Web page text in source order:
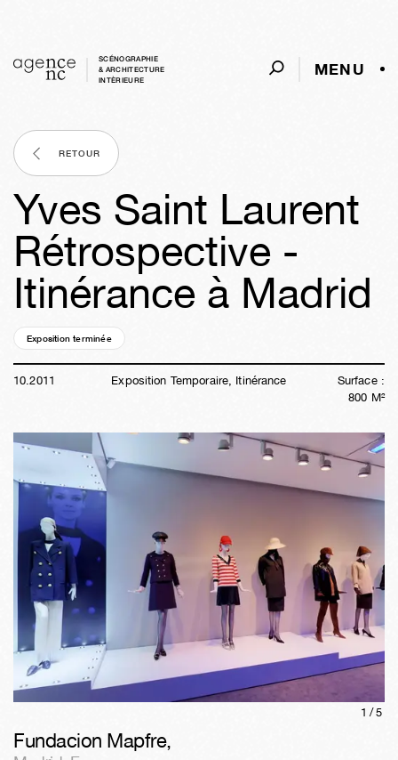
SCÉNOGRAPHIE
& ARCHITECTURE
INTÈRIEURE
MENU
RETOUR
Yves Saint Laurent
Rétrospective -
Itinérance à Madrid
Exposition terminée
10.2011 Exposition Temporaire, Itinérance
Surface :
800 M²
1/5
Fundacion Mapfre,